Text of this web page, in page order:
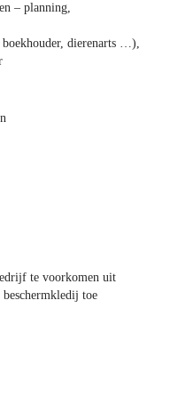
– planning,
boekhouder, dierenarts …),
te voorkomen uit
toe